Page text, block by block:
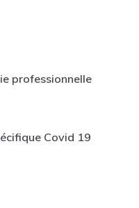
professionnelle
Covid 19